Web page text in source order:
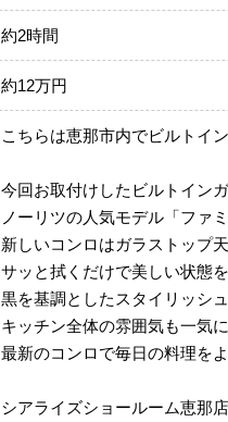
約2時間
約12万円
こちらは恵那市内でビルトイ
今回お取付けしたビルトイン
ノーリツの人気モデル「ファ
新しいコンロはガラストップ
サッと拭くだけで美しい状態
黒を基調としたスタイリッシ
キッチン全体の雰囲気も一気
最新のコンロで毎日の料理を
シアライズショールーム恵那